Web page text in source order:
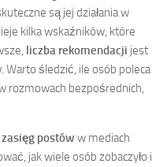
są jej działania w
kilka wskaźników, które
liczba rekomendacji jest
śledzić, ile osób poleca
rozmowach bezpośrednich,
zasięg postów w mediach
jak wiele osób zobaczyło i